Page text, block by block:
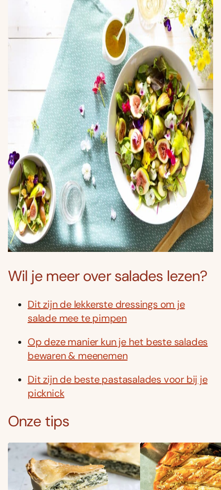
Wil je meer over salades lezen?
Dit zijn de lekkerste dressings om je
salade mee te pimpen
Op deze manier kun je het beste salades
bewaren & meenemen
Dit zijn de beste pastasalades voor bij je
picknick
Onze tips